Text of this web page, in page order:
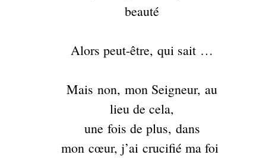
beauté
Alors peut-être, qui sait …
Mais non, mon Seigneur, au
lieu de cela,
une fois de plus, dans
mon cœur, j’ai crucifié ma foi